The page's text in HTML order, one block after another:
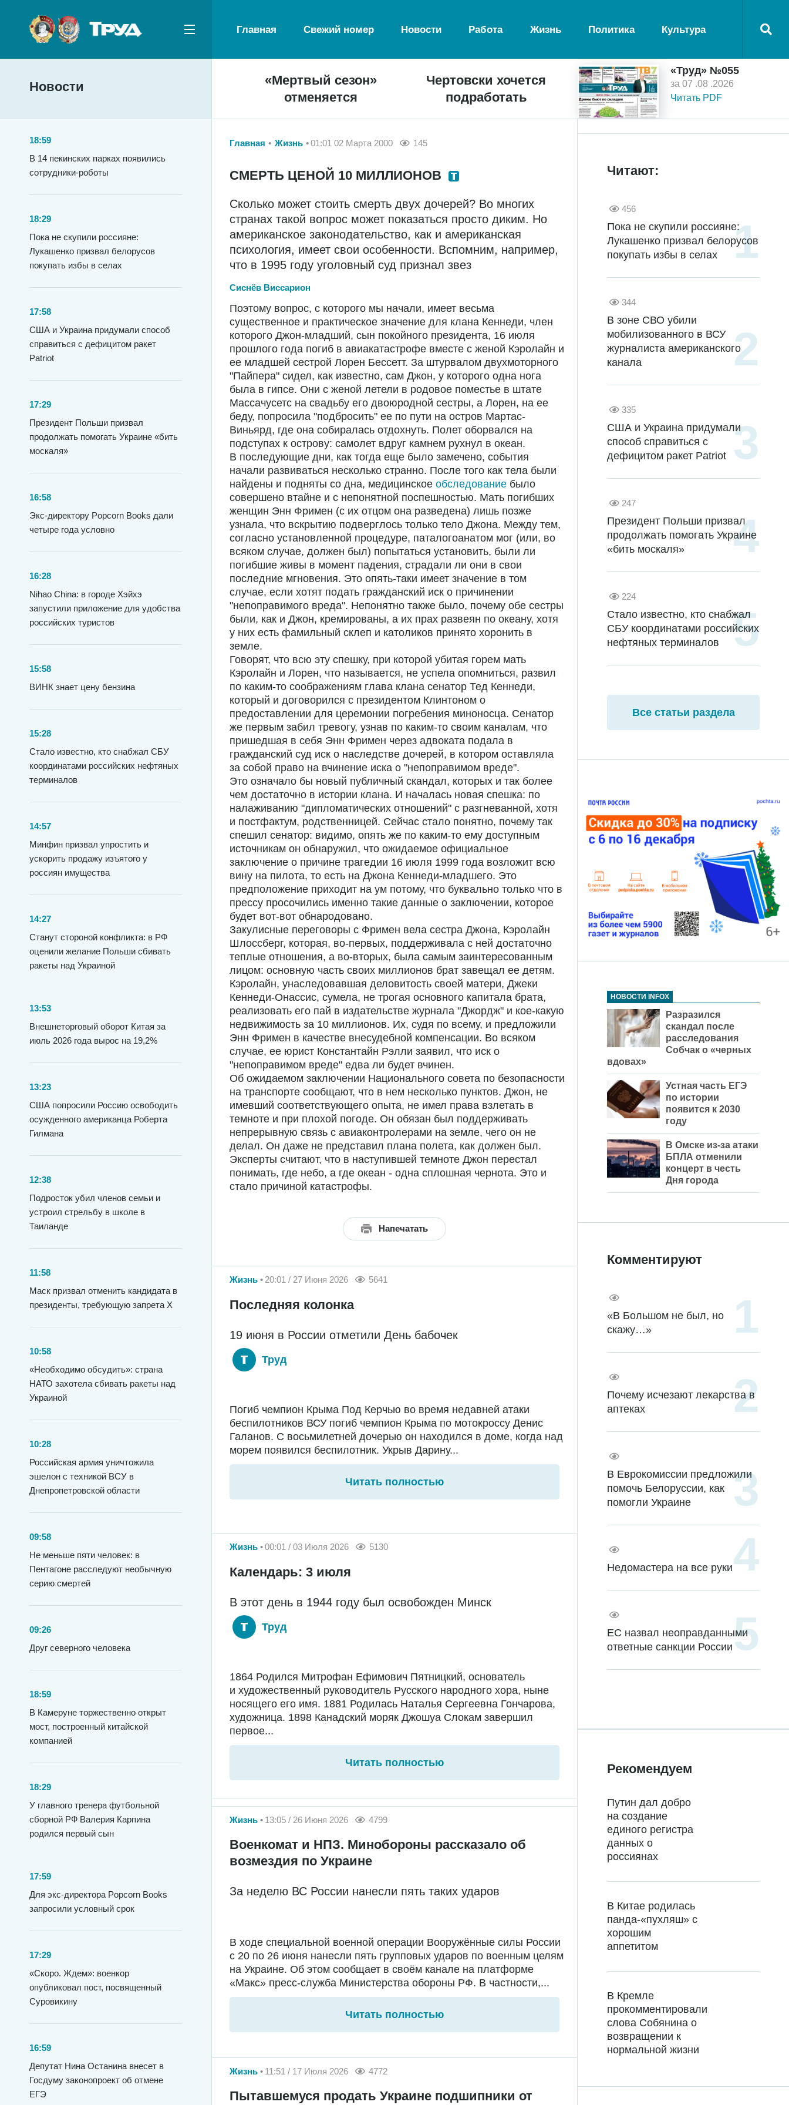
Главная Свежий номер Новости Работа Жизнь Политика Культура
Новости
«Мертвый сезон»
отменяется
Чертовски хочется
подработать
«Труд» №055
за 07 .08 .2026
Читать PDF
18:59
В 14 пекинских парках появились
сотрудники-роботы
18:29
Пока не скупили россияне:
Лукашенко призвал белорусов
покупать избы в селах
17:58
США и Украина придумали способ
справиться с дефицитом ракет
Patriot
17:29
Президент Польши призвал
продолжать помогать Украине «бить
москаля»
16:58
Экс-директору Popcorn Books дали
четыре года условно
16:28
Nihao China: в городе Хэйхэ
запустили приложение для удобства
российских туристов
15:58
ВИНК знает цену бензина
15:28
Стало известно, кто снабжал СБУ
координатами российских нефтяных
терминалов
14:57
Минфин призвал упростить и
ускорить продажу изъятого у
россиян имущества
14:27
Станут стороной конфликта: в РФ
оценили желание Польши сбивать
ракеты над Украиной
13:53
Внешнеторговый оборот Китая за
июль 2026 года вырос на 19,2%
13:23
США попросили Россию освободить
осужденного американца Роберта
Гилмана
12:38
Подросток убил членов семьи и
устроил стрельбу в школе в
Таиланде
11:58
Маск призвал отменить кандидата в
президенты, требующую запрета X
10:58
«Необходимо обсудить»: страна
НАТО захотела сбивать ракеты над
Украиной
10:28
Российская армия уничтожила
эшелон с техникой ВСУ в
Днепропетровской области
09:58
Не меньше пяти человек: в
Пентагоне расследуют необычную
серию смертей
09:26
Друг северного человека
18:59
В Камеруне торжественно открыт
мост, построенный китайской
компанией
18:29
У главного тренера футбольной
сборной РФ Валерия Карпина
родился первый сын
17:59
Для экс-директора Popcorn Books
запросили условный срок
17:29
«Скоро. Ждем»: военкор
опубликовал пост, посвященный
Суровикину
16:59
Депутат Нина Останина внесет в
Госдуму законопроект об отмене
ЕГЭ
Главная Жизнь 01:01 02 Марта 2000 145
СМЕРТЬ ЦЕНОЙ 10 МИЛЛИОНОВ
Сколько может стоить смерть двух дочерей? Во многих
странах такой вопрос может показаться просто диким. Но
американское законодательство, как и американская
психология, имеет свои особенности. Вспомним, например,
что в 1995 году уголовный суд признал звез
Сиснёв Виссарион
Поэтому вопрос, с которого мы начали, имеет весьма
существенное и практическое значение для клана Кеннеди, член
которого Джон-младший, сын покойного президента, 16 июля
прошлого года погиб в авиакатастрофе вместе с женой Кэролайн и
ее младшей сестрой Лорен Бессетт. За штурвалом двухмоторного
"Пайпера" сидел, как известно, сам Джон, у которого одна нога
была в гипсе. Они с женой летели в родовое поместье в штате
Массачусетс на свадьбу его двоюродной сестры, а Лорен, на ее
беду, попросила "подбросить" ее по пути на остров Мартас-
Виньярд, где она собиралась отдохнуть. Полет оборвался на
подступах к острову: самолет вдруг камнем рухнул в океан.
В последующие дни, как тогда еще было замечено, события
начали развиваться несколько странно. После того как тела были
найдены и подняты со дна, медицинское обследование было
совершено втайне и с непонятной поспешностью. Мать погибших
женщин Энн Фримен (с их отцом она разведена) лишь позже
узнала, что вскрытию подверглось только тело Джона. Между тем,
согласно установленной процедуре, паталогоанатом мог (или, во
всяком случае, должен был) попытаться установить, были ли
погибшие живы в момент падения, страдали ли они в свои
последние мгновения. Это опять-таки имеет значение в том
случае, если хотят подать гражданский иск о причинении
"непоправимого вреда". Непонятно также было, почему обе сестры
были, как и Джон, кремированы, а их прах развеян по океану, хотя
у них есть фамильный склеп и католиков принято хоронить в
земле.
Говорят, что всю эту спешку, при которой убитая горем мать
Кэролайн и Лорен, что называется, не успела опомниться, развил
по каким-то соображениям глава клана сенатор Тед Кеннеди,
который и договорился с президентом Клинтоном о
предоставлении для церемонии погребения миноносца. Сенатор
же первым забил тревогу, узнав по каким-то своим каналам, что
пришедшая в себя Энн Фримен через адвоката подала в
гражданский суд иск о наследстве дочерей, в котором оставляла
за собой право на вчинение иска о "непоправимом вреде".
Это означало бы новый публичный скандал, которых и так более
чем достаточно в истории клана. И началась новая спешка: по
налаживанию "дипломатических отношений" с разгневанной, хотя
и постфактум, родственницей. Сейчас стало понятно, почему так
спешил сенатор: видимо, опять же по каким-то ему доступным
источникам он обнаружил, что ожидаемое официальное
заключение о причине трагедии 16 июля 1999 года возложит всю
вину на пилота, то есть на Джона Кеннеди-младшего. Это
предположение приходит на ум потому, что буквально только что в
прессу просочились именно такие данные о заключении, которое
будет вот-вот обнародовано.
Закулисные переговоры с Фримен вела сестра Джона, Кэролайн
Шлоссберг, которая, во-первых, поддерживала с ней достаточно
теплые отношения, а во-вторых, была самым заинтересованным
лицом: основную часть своих миллионов брат завещал ее детям.
Кэролайн, унаследовавшая деловитость своей матери, Джеки
Кеннеди-Онассис, сумела, не трогая основного капитала брата,
реализовать его пай в издательстве журнала "Джордж" и кое-какую
недвижимость за 10 миллионов. Их, судя по всему, и предложили
Энн Фримен в качестве внесудебной компенсации. Во всяком
случае, ее юрист Константайн Рэлли заявил, что иск о
"непоправимом вреде" едва ли будет вчинен.
Об ожидаемом заключении Национального совета по безопасности
на транспорте сообщают, что в нем несколько пунктов. Джон, не
имевший соответствующего опыта, не имел права взлетать в
темноте и при плохой погоде. Он обязан был поддерживать
непрерывную связь с авиаконтролерами на земле, чего он не
делал. Он даже не представил плана полета, как должен был.
Эксперты считают, что в наступившей темноте Джон перестал
понимать, где небо, а где океан - одна сплошная чернота. Это и
стало причиной катастрофы.
Напечатать
Жизнь 20:01 / 27 Июня 2026 5641
Последняя колонка
19 июня в России отметили День бабочек
Труд
Погиб чемпион Крыма Под Керчью во время недавней атаки
беспилотников ВСУ погиб чемпион Крыма по мотокроссу Денис
Галанов. С восьмилетней дочерью он находился в доме, когда над
морем появился беспилотник. Укрыв Дарину...
Читать полностью
Жизнь 00:01 / 03 Июля 2026 5130
Календарь: 3 июля
В этот день в 1944 году был освобожден Минск
Труд
1864 Родился Митрофан Ефимович Пятницкий, основатель
и художественный руководитель Русского народного хора, ныне
носящего его имя. 1881 Родилась Наталья Сергеевна Гончарова,
художница. 1898 Канадский моряк Джошуа Слокам завершил
первое...
Читать полностью
Жизнь 13:05 / 26 Июня 2026 4799
Военкомат и НПЗ. Минобороны рассказало об
возмездия по Украине
За неделю ВС России нанесли пять таких ударов
В ходе специальной военной операции Вооружённые силы России
с 20 по 26 июня нанесли пять групповых ударов по военным целям
на Украине. Об этом сообщает в своём канале на платформе
«Макс» пресс-служба Министерства обороны РФ. В частности,...
Читать полностью
Жизнь 11:51 / 17 Июля 2026 4772
Пытавшемуся продать Украине подшипники от
Читают:
456
Пока не скупили россияне:
Лукашенко призвал белорусов
покупать избы в селах
344
В зоне СВО убили
мобилизованного в ВСУ
журналиста американского
канала
335
США и Украина придумали
способ справиться с
дефицитом ракет Patriot
247
Президент Польши призвал
продолжать помогать Украине
«бить москаля»
224
Стало известно, кто снабжал
СБУ координатами российских
нефтяных терминалов
Все статьи раздела
НОВОСТИ INFOX
Разразился
скандал после
расследования
Собчак о «черных
вдовах»
Устная часть ЕГЭ
по истории
появится к 2030
году
В Омске из-за атаки
БПЛА отменили
концерт в честь
Дня города
Комментируют
«В Большом не был, но
скажу…»
Почему исчезают лекарства в
аптеках
В Еврокомиссии предложили
помочь Белоруссии, как
помогли Украине
Недомастера на все руки
ЕС назвал неоправданными
ответные санкции России
Рекомендуем
Путин дал добро
на создание
единого регистра
данных о
россиянах
В Китае родилась
панда-«пухляш» с
хорошим
аппетитом
В Кремле
прокомментировали
слова Собянина о
возвращении к
нормальной жизни